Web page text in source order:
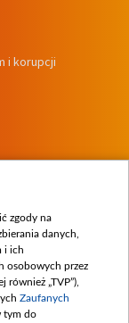
i korupcji
zgody na
danych,
i ich
osobowych przez
„TVP”),
Zaufanych
tym do